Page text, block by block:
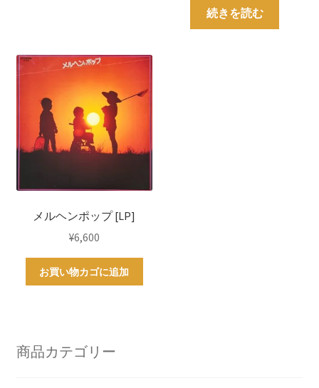
続きを読む
メルヘンポップ [LP]
¥6,600
お買い物カゴに追加
商品カテゴリー